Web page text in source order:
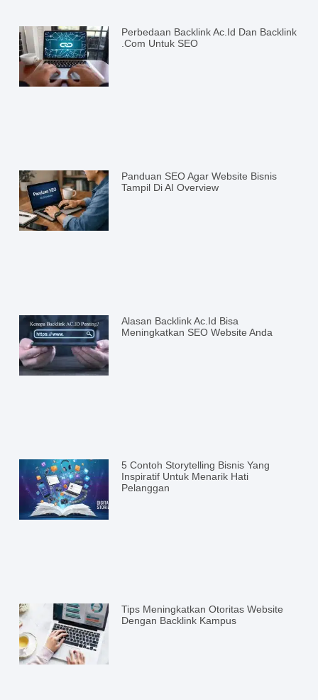
Perbedaan Backlink Ac.id Dan Backlink
.com Untuk SEO
Panduan SEO Agar Website Bisnis
Tampil Di AI Overview
Alasan Backlink Ac.id Bisa
Meningkatkan SEO Website Anda
5 Contoh Storytelling Bisnis Yang
Inspiratif Untuk Menarik Hati
Pelanggan
Tips Meningkatkan Otoritas Website
Dengan Backlink Kampus